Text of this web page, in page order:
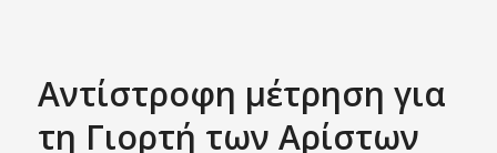
Αντίστροφη μέτρηση για
τη Γιορτή των Αρίστων